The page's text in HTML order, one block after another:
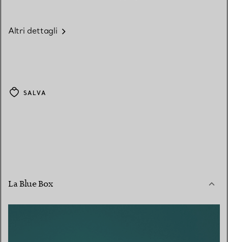
Altri dettagli
SALVA
La Blue Box